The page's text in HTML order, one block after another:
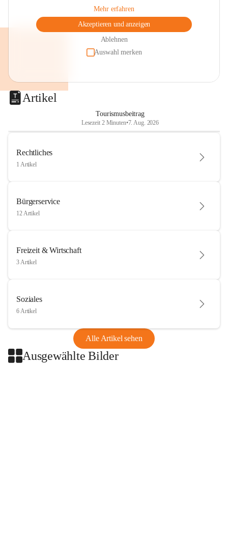
Mehr erfahren
Akzeptieren und anzeigen
Ablehnen
Auswahl merken
Artikel
Tourismusbeitrag
Lesezeit 2 Minuten•7. Aug. 2026
Rechtliches
1 Artikel
Bürgerservice
12 Artikel
Freizeit & Wirtschaft
3 Artikel
Soziales
6 Artikel
Alle Artikel sehen
Ausgewählte Bilder